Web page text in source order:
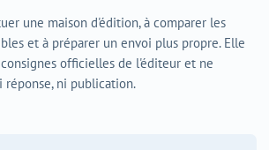
une maison d'édition, à comparer les
et à préparer un envoi plus propre. Elle
officielles de l'éditeur et ne
ni publication.